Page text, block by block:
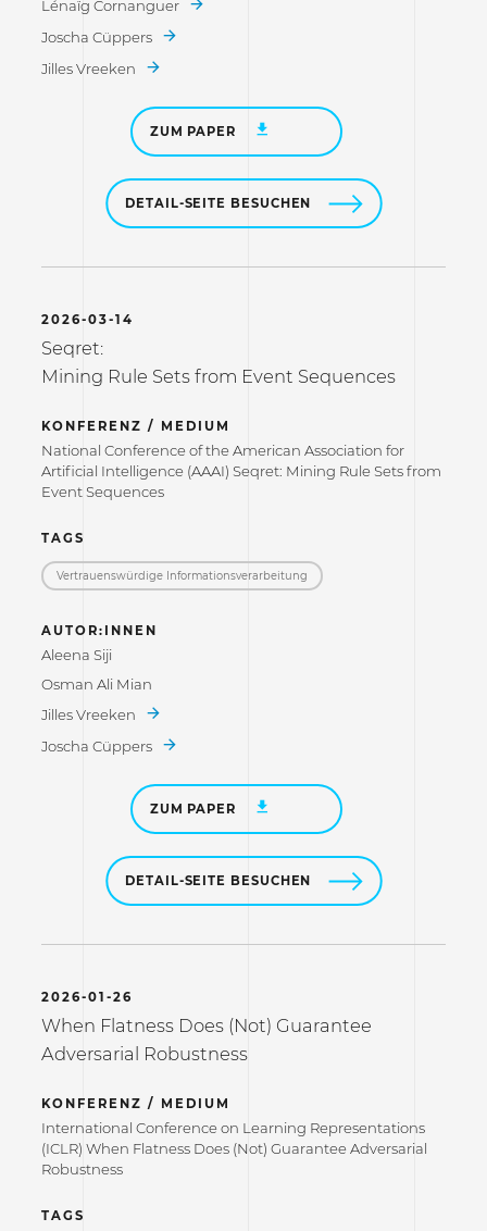
Lénaïg Cornanguer
Joscha Cüppers
Jilles Vreeken
ZUM PAPER
DETAIL-SEITE BESUCHEN
2026-03-14
Seqret:
Mining Rule Sets from Event Sequences
KONFERENZ / MEDIUM
National Conference of the American Association for
Artificial Intelligence (AAAI) Seqret: Mining Rule Sets from
Event Sequences
TAGS
Vertrauenswürdige Informations­verarbeitung
AUTOR:INNEN
Aleena Siji
Osman Ali Mian
Jilles Vreeken
Joscha Cüppers
ZUM PAPER
DETAIL-SEITE BESUCHEN
2026-01-26
When Flatness Does (Not) Guarantee
Adversarial Robustness
KONFERENZ / MEDIUM
International Conference on Learning Representations
(ICLR) When Flatness Does (Not) Guarantee Adversarial
Robustness
TAGS